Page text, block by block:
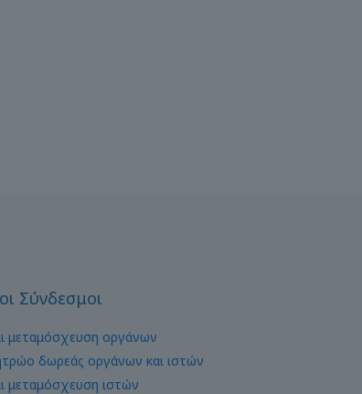
Σύνδεσμοι
μεταμόσχευση οργάνων
δωρεάς οργάνων και ιστών
μεταμόσχευση ιστών